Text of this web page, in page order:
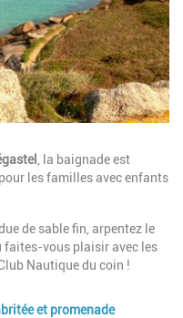
, la baignade est
les familles avec enfants
de sable fin, arpentez le
faites-vous plaisir avec les
Nautique du coin !
et promenade